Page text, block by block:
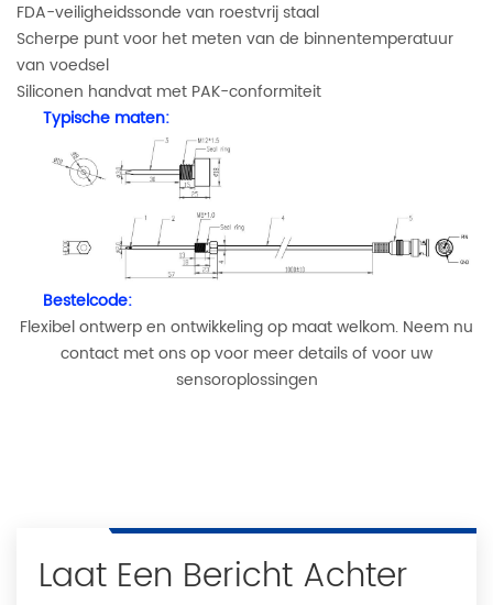
FDA-veiligheidssonde van roestvrij staal
Scherpe punt voor het meten van de binnentemperatuur
van voedsel
Siliconen handvat met PAK-conformiteit
Typische maten:
Bestelcode:
Flexibel ontwerp en ontwikkeling op maat welkom. Neem nu
contact met ons op voor meer details of voor uw
sensoroplossingen
Laat Een Bericht Achter